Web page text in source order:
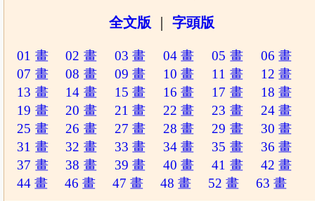
全文版 字頭版
01 畫 02 畫 03 畫 04 畫 05 畫
06 畫
07 畫
08 畫 09 畫 10 畫 11 畫
12 畫
13 畫
14 畫 15 畫 16 畫 17 畫
18 畫
19 畫
20 畫 21 畫 22 畫 23 畫
24 畫
25 畫
26 畫 27 畫 28 畫 29 畫
30 畫
31 畫
32 畫 33 畫 34 畫 35 畫
36 畫
37 畫
38 畫 39 畫 40 畫 41 畫
42 畫
44 畫
46 畫 47 畫 48 畫 52 畫 63 畫